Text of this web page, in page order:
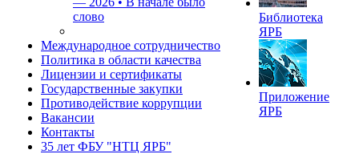
слово
Международное сотрудничество
Политика в области качества
Лицензии и сертификаты
Государственные закупки
Противодействие коррупции
Вакансии
Контакты
35 лет ФБУ "НТЦ ЯРБ"
Библиотека
ЯРБ
Приложение
ЯРБ